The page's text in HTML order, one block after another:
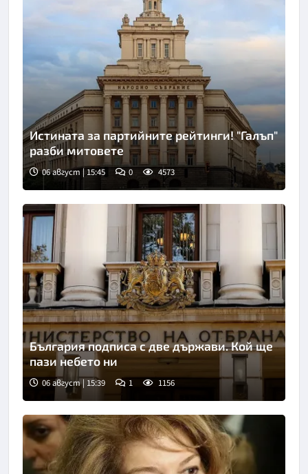
Истината за партийните рейтинги! "Галъп"
разби митовете
06 август | 15:45 0 4573
България подписа с две държави. Кой ще
пази небето ни
06 август | 15:39 1 1156